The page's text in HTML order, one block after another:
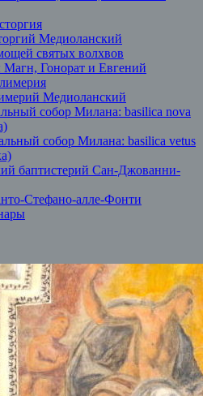
Медиоланский
святых волхвов
Гонорат и Евгений
Медиоланский
собор Милана: basilica nova
собор Милана: basilica vetus
баптистерий Сан-Джованни-
Стефано-алле-Фонти